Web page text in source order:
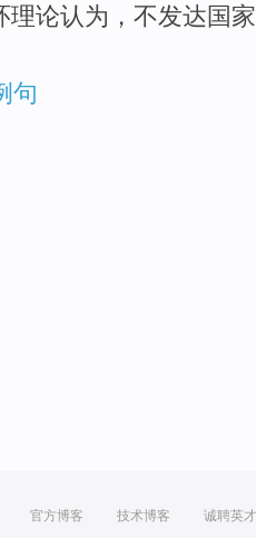
理论认为，不发达国家
句
官方博客 技术博客 诚聘英才